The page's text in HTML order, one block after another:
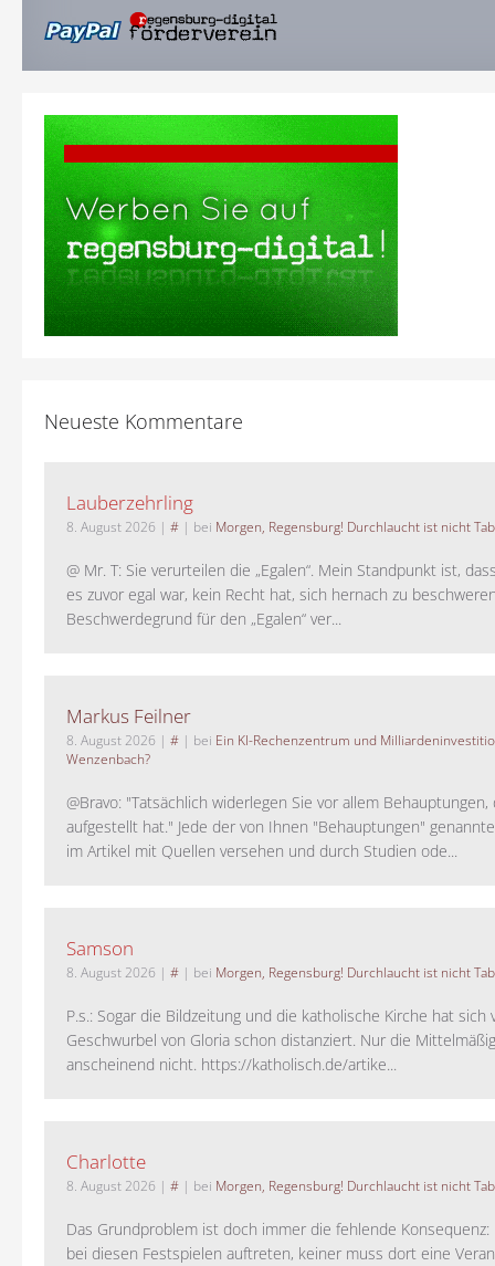
Neueste Kommentare
Lauberzehrling
8. August 2026 | # | bei Morgen, Regensburg! Durchlaucht ist nicht
@ Mr. T: Sie verurteilen die „Egalen“. Mein Standpunkt ist,
es zuvor egal war, kein Recht hat, sich hernach zu
Beschwerdegrund für den „Egalen“ ver...
Markus Feilner
8. August 2026 | # | bei Ein KI-Rechenzentrum und
Wenzenbach?
@Bravo: "Tatsächlich widerlegen Sie vor allem
aufgestellt hat." Jede der von Ihnen "Behauptungen"
im Artikel mit Quellen versehen und durch Studien ode...
Samson
8. August 2026 | # | bei Morgen, Regensburg! Durchlaucht ist nicht
P.s.: Sogar die Bildzeitung und die katholische Kirche hat sich
Geschwurbel von Gloria schon distanziert. Nur die
anscheinend nicht. https://katholisch.de/artike...
Charlotte
8. August 2026 | # | bei Morgen, Regensburg! Durchlaucht ist nicht
Das Grundproblem ist doch immer die fehlende
bei diesen Festspielen auftreten, keiner muss dort eine